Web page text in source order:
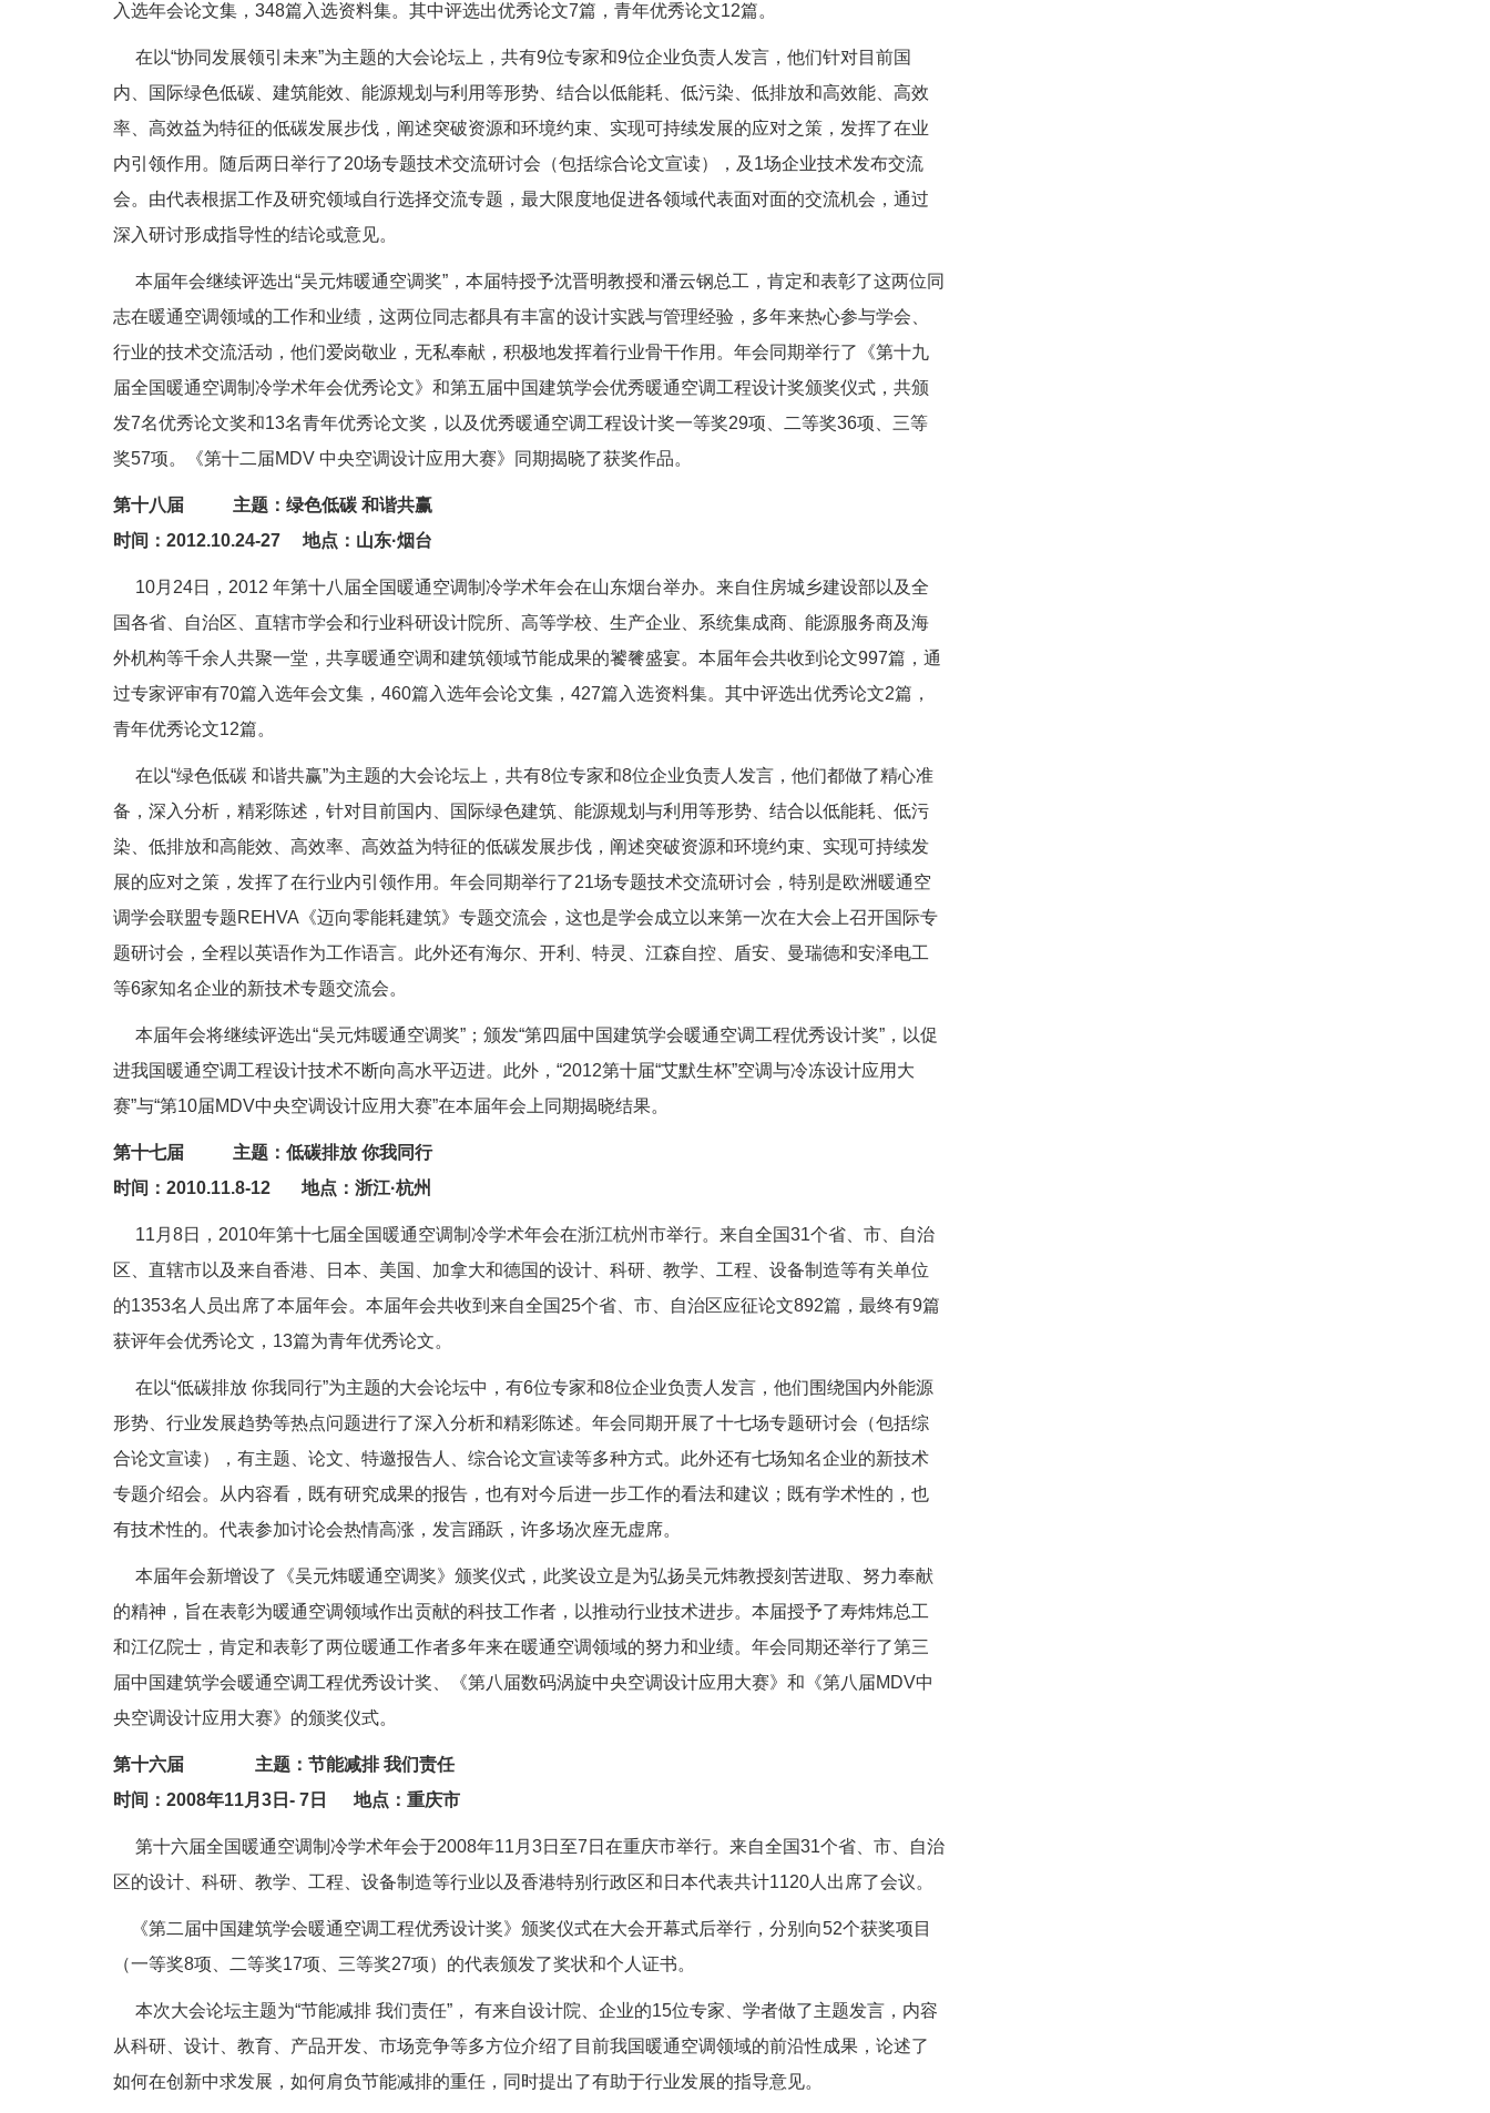
入选年会论文集，348篇入选资料集。其中评选出优秀论文7篇，青年优秀论文12篇。
在以“协同发展领引未来”为主题的大会论坛上，共有9位专家和9位企业负责人发言，他们针对目前国
内、国际绿色低碳、建筑能效、能源规划与利用等形势、结合以低能耗、低污染、低排放和高效能、高效
率、高效益为特征的低碳发展步伐，阐述突破资源和环境约束、实现可持续发展的应对之策，发挥了在业
内引领作用。随后两日举行了20场专题技术交流研讨会（包括综合论文宣读），及1场企业技术发布交流
会。由代表根据工作及研究领域自行选择交流专题，最大限度地促进各领域代表面对面的交流机会，通过
深入研讨形成指导性的结论或意见。
本届年会继续评选出“吴元炜暖通空调奖”，本届特授予沈晋明教授和潘云钢总工，肯定和表彰了这两位同
志在暖通空调领域的工作和业绩，这两位同志都具有丰富的设计实践与管理经验，多年来热心参与学会、
行业的技术交流活动，他们爱岗敬业，无私奉献，积极地发挥着行业骨干作用。年会同期举行了《第十九
届全国暖通空调制冷学术年会优秀论文》和第五届中国建筑学会优秀暖通空调工程设计奖颁奖仪式，共颁
发7名优秀论文奖和13名青年优秀论文奖，以及优秀暖通空调工程设计奖一等奖29项、二等奖36项、三等
奖57项。《第十二届MDV 中央空调设计应用大赛》同期揭晓了获奖作品。
第十八届 主题：绿色低碳 和谐共赢
时间：2012.10.24-27 地点：山东·烟台
10月24日，2012 年第十八届全国暖通空调制冷学术年会在山东烟台举办。来自住房城乡建设部以及全
国各省、自治区、直辖市学会和行业科研设计院所、高等学校、生产企业、系统集成商、能源服务商及海
外机构等千余人共聚一堂，共享暖通空调和建筑领域节能成果的饕餮盛宴。本届年会共收到论文997篇，通
过专家评审有70篇入选年会文集，460篇入选年会论文集，427篇入选资料集。其中评选出优秀论文2篇，
青年优秀论文12篇。
在以“绿色低碳 和谐共赢”为主题的大会论坛上，共有8位专家和8位企业负责人发言，他们都做了精心准
备，深入分析，精彩陈述，针对目前国内、国际绿色建筑、能源规划与利用等形势、结合以低能耗、低污
染、低排放和高能效、高效率、高效益为特征的低碳发展步伐，阐述突破资源和环境约束、实现可持续发
展的应对之策，发挥了在行业内引领作用。年会同期举行了21场专题技术交流研讨会，特别是欧洲暖通空
调学会联盟专题REHVA《迈向零能耗建筑》专题交流会，这也是学会成立以来第一次在大会上召开国际专
题研讨会，全程以英语作为工作语言。此外还有海尔、开利、特灵、江森自控、盾安、曼瑞德和安泽电工
等6家知名企业的新技术专题交流会。
本届年会将继续评选出“吴元炜暖通空调奖”；颁发“第四届中国建筑学会暖通空调工程优秀设计奖”，以促
进我国暖通空调工程设计技术不断向高水平迈进。此外，“2012第十届“艾默生杯”空调与冷冻设计应用大
赛”与“第10届MDV中央空调设计应用大赛”在本届年会上同期揭晓结果。
第十七届 主题：低碳排放 你我同行
时间：2010.11.8-12 地点：浙江·杭州
11月8日，2010年第十七届全国暖通空调制冷学术年会在浙江杭州市举行。来自全国31个省、市、自治
区、直辖市以及来自香港、日本、美国、加拿大和德国的设计、科研、教学、工程、设备制造等有关单位
的1353名人员出席了本届年会。本届年会共收到来自全国25个省、市、自治区应征论文892篇，最终有9篇
获评年会优秀论文，13篇为青年优秀论文。
在以“低碳排放 你我同行”为主题的大会论坛中，有6位专家和8位企业负责人发言，他们围绕国内外能源
形势、行业发展趋势等热点问题进行了深入分析和精彩陈述。年会同期开展了十七场专题研讨会（包括综
合论文宣读），有主题、论文、特邀报告人、综合论文宣读等多种方式。此外还有七场知名企业的新技术
专题介绍会。从内容看，既有研究成果的报告，也有对今后进一步工作的看法和建议；既有学术性的，也
有技术性的。代表参加讨论会热情高涨，发言踊跃，许多场次座无虚席。
本届年会新增设了《吴元炜暖通空调奖》颁奖仪式，此奖设立是为弘扬吴元炜教授刻苦进取、努力奉献
的精神，旨在表彰为暖通空调领域作出贡献的科技工作者，以推动行业技术进步。本届授予了寿炜炜总工
和江亿院士，肯定和表彰了两位暖通工作者多年来在暖通空调领域的努力和业绩。年会同期还举行了第三
届中国建筑学会暖通空调工程优秀设计奖、《第八届数码涡旋中央空调设计应用大赛》和《第八届MDV中
央空调设计应用大赛》的颁奖仪式。
第十六届 主题：节能减排 我们责任
时间：2008年11月3日- 7日 地点：重庆市
第十六届全国暖通空调制冷学术年会于2008年11月3日至7日在重庆市举行。来自全国31个省、市、自治
区的设计、科研、教学、工程、设备制造等行业以及香港特别行政区和日本代表共计1120人出席了会议。
《第二届中国建筑学会暖通空调工程优秀设计奖》颁奖仪式在大会开幕式后举行，分别向52个获奖项目
（一等奖8项、二等奖17项、三等奖27项）的代表颁发了奖状和个人证书。
本次大会论坛主题为“节能减排 我们责任”， 有来自设计院、企业的15位专家、学者做了主题发言，内容
从科研、设计、教育、产品开发、市场竞争等多方位介绍了目前我国暖通空调领域的前沿性成果，论述了
如何在创新中求发展，如何肩负节能减排的重任，同时提出了有助于行业发展的指导意见。